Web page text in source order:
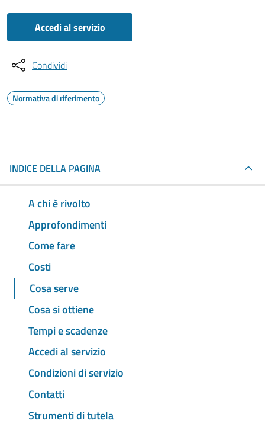
Accedi al servizio
Condividi
Normativa di riferimento
INDICE DELLA PAGINA
A chi è rivolto
Approfondimenti
Come fare
Costi
Cosa serve
Cosa si ottiene
Tempi e scadenze
Accedi al servizio
Condizioni di servizio
Contatti
Strumenti di tutela